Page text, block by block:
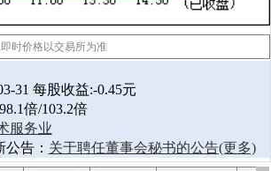
时价格以交易所为准
31 每股收益:-0.45元
倍/103.2倍
服务业
公告： 关于聘任董事会秘书的公告(更多)